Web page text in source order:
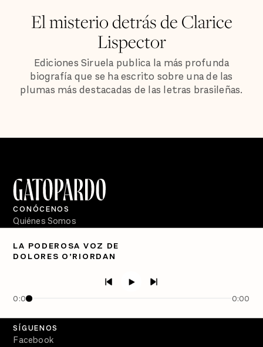
El misterio detrás de Clarice
Lispector
Ediciones Siruela publica la más profunda
biografía que se ha escrito sobre una de las
plumas más destacadas de las letras brasileñas.
LA PODEROSA VOZ DE
DOLORES O’RIORDAN
0:00 0:00
CONÓCENOS
Quiénes Somos
PÓDCASTS
Crecer en Distopía
SÍGUENOS
Facebook